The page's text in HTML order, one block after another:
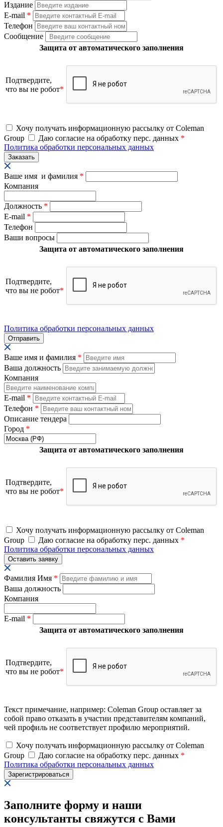
Издание
E-mail *
Телефон
Сообщение
Защита от автоматического заполнения
Подтвердите,
что вы не робот*
Хочу получать информационную рассылку от Coleman
Group
Даю согласие на обработку перс. данных *
Политика обработки персональных данных
Ваше имя и фамилия *
Компания
Должность *
E-mail *
Телефон
Ваши вопросы
Защита от автоматического заполнения
Подтвердите,
что вы не робот*
Политика обработки персональных данных
Ваше имя и фамилия *
Ваша должность
Компания
E-mail *
Телефон *
Описание тендера
Город *
Защита от автоматического заполнения
Подтвердите,
что вы не робот*
Хочу получать информационную рассылку от Coleman
Group
Даю согласие на обработку перс. данных *
Политика обработки персональных данных
Фамилия Имя *
Ваша должность
Компания
E-mail *
Защита от автоматического заполнения
Подтвердите,
что вы не робот*
Текст примечание, например: Coleman Group оставляет за
собой право отказать в участии представителям компаний,
чей профиль не соответствует профилю мероприятий.
Хочу получать информационную рассылку от Coleman
Group
Даю согласие на обработку перс. данных *
Политика обработки персональных данных
Заполните форму и наши
консультанты свяжутся с Вами